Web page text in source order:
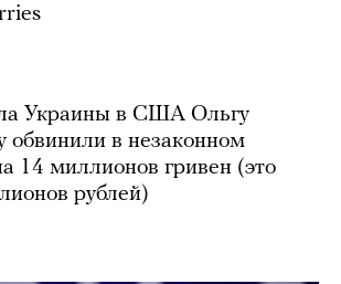
Украины в США Ольгу
обвинили в незаконном
14 миллионов гривен (это
рублей)